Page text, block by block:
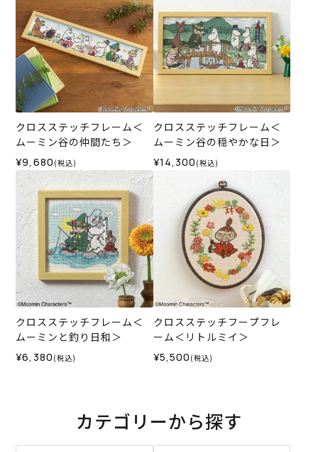
クロスステッチフレーム＜
ムーミン谷の仲間たち＞
¥9,680 (税込)
クロスステッチフレーム＜
ムーミン谷の穏やかな日＞
¥14,300 (税込)
クロスステッチフレーム＜
ムーミンと釣り日和＞
¥6,380 (税込)
クロスステッチフープフレ
ーム＜リトルミイ＞
¥5,500 (税込)
カテゴリーから探す